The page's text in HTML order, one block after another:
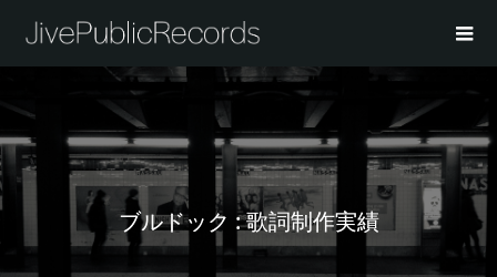
ブルドック : 歌詞制作実績